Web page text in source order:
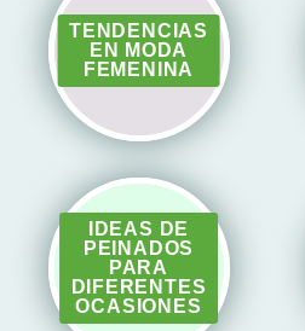
TENDENCIAS
EN MODA
FEMENINA
IDEAS DE
PEINADOS
PARA
DIFERENTES
OCASIONES